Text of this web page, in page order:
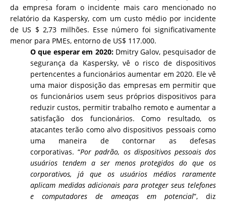
da empresa foram o incidente mais caro mencionado no
relatório da Kaspersky, com um custo médio por incidente
de US $ 2,73 milhões. Esse número foi significativamente
menor para PMEs, entorno de US$ 117.000.
O que esperar em 2020:Dmitry Galov, pesquisador de
segurança da Kaspersky, vê o risco de dispositivos
pertencentes a funcionários aumentar em 2020. Ele vê
uma maior disposição das empresas em permitir que
os funcionários usem seus próprios dispositivos para
reduzir custos, permitir trabalho remoto e aumentar a
satisfação dos funcionários.Como resultado, os
atacantes terão como alvo dispositivos pessoais como
uma maneira de contornar as defesas
corporativas. “Por padrão, os dispositivos pessoais dos
usuários tendem a ser menos protegidos do que os
corporativos, já que os usuários médios raramente
aplicam medidas adicionais para proteger seus telefones
e computadores de ameaças em potencial”, diz